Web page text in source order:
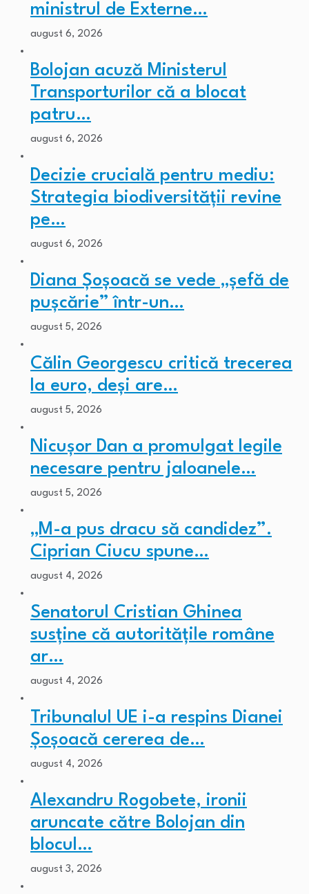
ministrul de Externe…
august 6, 2026
Bolojan acuză Ministerul
Transporturilor că a blocat
patru…
august 6, 2026
Decizie crucială pentru mediu:
Strategia biodiversității revine
pe…
august 6, 2026
Diana Șoșoacă se vede „șefă de
pușcărie” într-un…
august 5, 2026
Călin Georgescu critică trecerea
la euro, deși are…
august 5, 2026
Nicușor Dan a promulgat legile
necesare pentru jaloanele…
august 5, 2026
„M-a pus dracu să candidez”.
Ciprian Ciucu spune…
august 4, 2026
Senatorul Cristian Ghinea
susține că autoritățile române
ar…
august 4, 2026
Tribunalul UE i-a respins Dianei
Șoșoacă cererea de…
august 4, 2026
Alexandru Rogobete, ironii
aruncate către Bolojan din
blocul…
august 3, 2026